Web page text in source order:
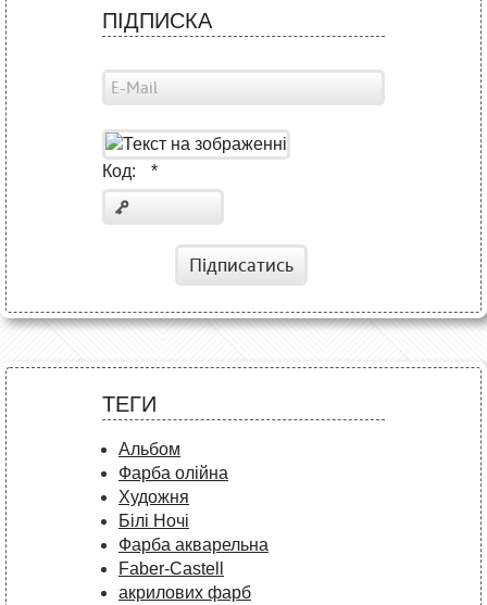
ПІДПИСКА
Код: *
Підписатись
ТЕГИ
Альбом
Фарба олійна
Художня
Білі Ночі
Фарба акварельна
Faber-Castell
акрилових фарб